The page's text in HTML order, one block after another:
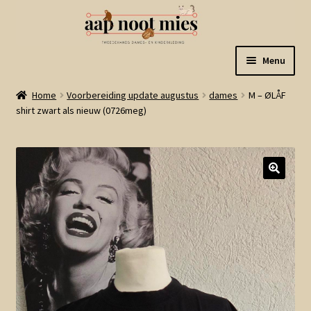
naar
navigatie
de
inhoud
Menu
Welkom
Winkel
Mijn account
Winkelmand
Linkjes
Home Voorbereiding update augustus dames
M – ØLÅF
shirt zwart als nieuw (0726meg)